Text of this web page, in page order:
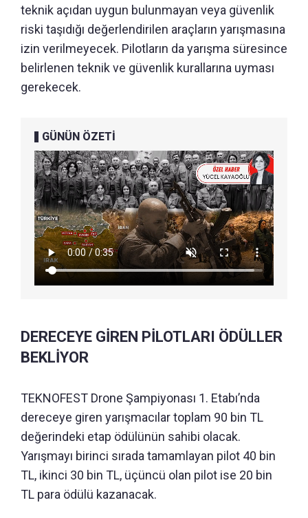
teknik açıdan uygun bulunmayan veya güvenlik
riski taşıdığı değerlendirilen araçların yarışmasına
izin verilmeyecek. Pilotların da yarışma süresince
belirlenen teknik ve güvenlik kurallarına uyması
gerekecek.
GÜNÜN ÖZETİ
DERECEYE GİREN PİLOTLARI ÖDÜLLER
BEKLİYOR
TEKNOFEST Drone Şampiyonası 1. Etabı’nda
dereceye giren yarışmacılar toplam 90 bin TL
değerindeki etap ödülünün sahibi olacak.
Yarışmayı birinci sırada tamamlayan pilot 40 bin
TL, ikinci 30 bin TL, üçüncü olan pilot ise 20 bin
TL para ödülü kazanacak.